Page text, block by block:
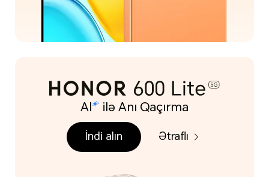
AI ilə Anı Qaçırma
İndi alın Ətraflı